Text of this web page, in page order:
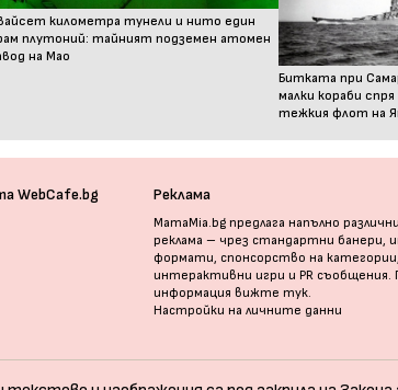
километра тунели и нито един
плутоний: тайният подземен атомен
на Мао
Битката при
малки кораби
тежкия флот на
WebCafe.bg Реклама
MamaMia.bg предлага напълно
реклама – чрез стандартни банери,
формати, спонсорство на категории,
интерактивни игри и PR съобщения.
информация вижте тук.
Настройки на личните данни